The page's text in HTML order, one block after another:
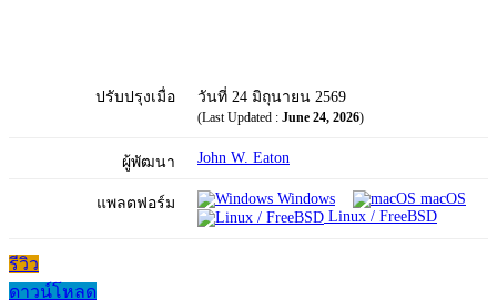
ปรับปรุงเมื่อ วันที่ 24 มิถุนายน 2569
(Last Updated : June 24, 2026)
ผู้พัฒนา John W. Eaton
แพลตฟอร์ม Windows
macOS
Linux / FreeBSD
รีวิว
ดาวน์โหลด